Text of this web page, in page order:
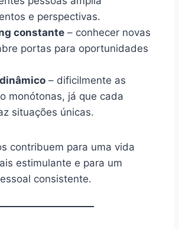
e perspectivas.
constante – conhecer novas
portas para oportunidades
– dificilmente as
monótonas, já que cada
situações únicas.
contribuem para uma vida
estimulante e para um
consistente.